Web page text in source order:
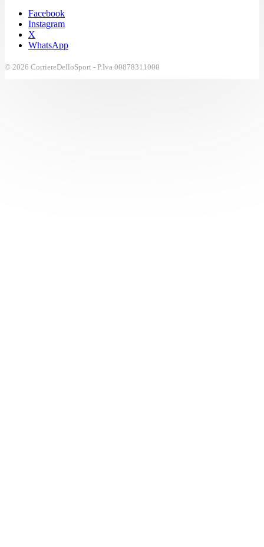
Facebook
Instagram
X
WhatsApp
© 2026 CorriereDelloSport - P.Iva 00878311000